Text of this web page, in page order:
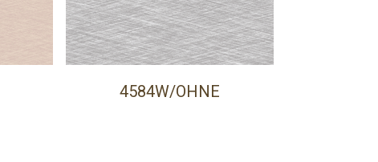
4584W/OHNE